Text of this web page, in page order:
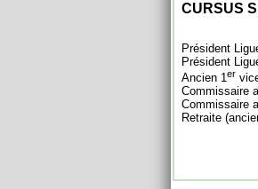
CURSUS
Président
Président
Ancien 1er
Commissaire
Commissaire
Retraite